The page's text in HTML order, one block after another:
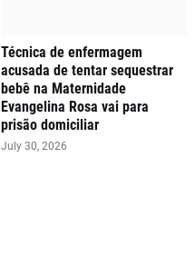
Técnica de enfermagem
acusada de tentar sequestrar
bebê na Maternidade
Evangelina Rosa vai para
prisão domiciliar
July 30, 2026